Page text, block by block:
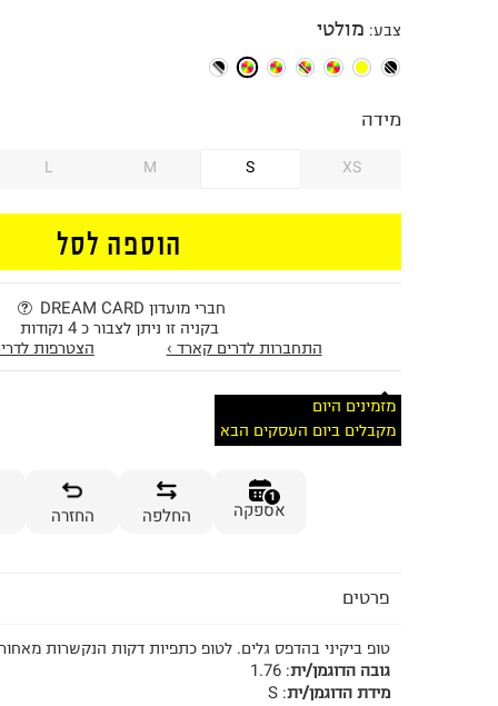
צבע: מולטי
מידה
XS
S
M
L
הוספה לסל
חברי מועדון DREAM CARD
בקניה זו ניתן לצבור כ 4 נקודות
התחברות לדרים קארד ›
הצטרפות
מזמינים היום
מקבלים ביום העסקים הבא
1
אספקה החלפה החזרה
פרטים
טופ ביקיני בהדפס גלים. לטופ כתפיות דקות הנקשרות
גובה הדוגמן/ית:
1.76
מידת הדוגמן/ית:
S